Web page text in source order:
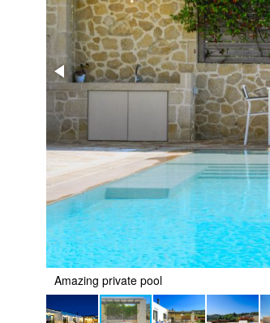
Amazing private pool